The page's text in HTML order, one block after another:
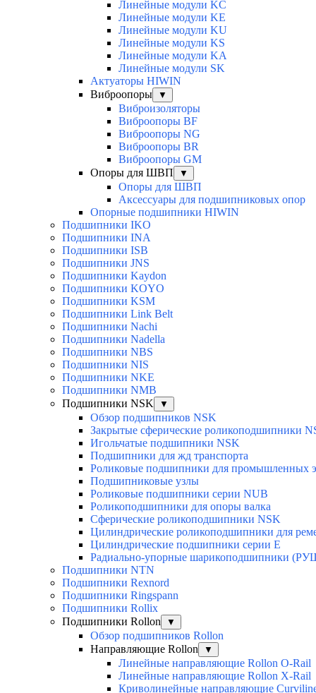
Линейные модули KC
Линейные модули KE
Линейные модули KU
Линейные модули KS
Линейные модули KA
Линейные модули SK
Актуаторы HIWIN
Виброопоры
▼
Виброизоляторы
Виброопоры BF
Виброопоры NG
Виброопоры BR
Виброопоры GM
Опоры для ШВП
▼
Опоры для ШВП
Аксессуары для подшипниковых опор
Опорные подшипники HIWIN
Подшипники IKO
Подшипники INA
Подшипники ISB
Подшипники JNS
Подшипники Kaydon
Подшипники KOYO
Подшипники KSM
Подшипники Link Belt
Подшипники Nachi
Подшипники Nadella
Подшипники NBS
Подшипники NIS
Подшипники NKE
Подшипники NMB
Подшипники NSK
▼
Обзор подшипников NSK
Закрытые сферические роликоподшипники
Игольчатые подшипники NSK
Подшипники для жд транспорта
Роликовые подшипники для промышленных
Подшипниковые узлы
Роликовые подшипники серии NUB
Роликоподшипники для опоры валка
Сферические роликоподшипники NSK
Цилиндрические роликоподшипники для
Цилиндрические подшипники серии E
Радиально-упорные шарикоподшипники
Подшипники NTN
Подшипники Rexnord
Подшипники Ringspann
Подшипники Rollix
Подшипники Rollon
▼
Обзор подшипников Rollon
Направляющие Rollon
▼
Линейные направляющие Rollon O-Rail
Линейные направляющие Rollon X-Rail
Криволинейные направляющие